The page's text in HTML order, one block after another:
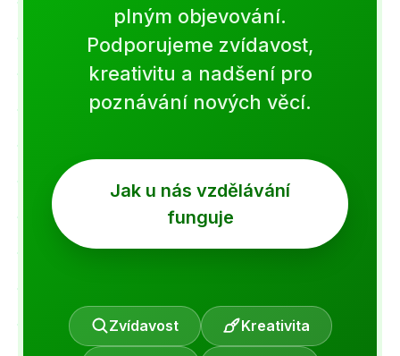
plným objevování.
Podporujeme zvídavost,
kreativitu a nadšení pro
poznávání nových věcí.
Jak u nás vzdělávání
funguje
Zvídavost Kreativita